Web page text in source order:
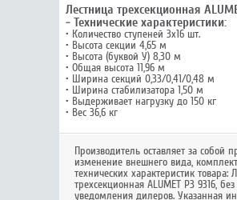
Лестница трехсекционная
- Технические характеристики:
• Количество ступеней 3х16 шт.
• Высота секции 4,65 м
• Высота (буквой У) 8,30 м
• Общая высота 11,96 м
• Ширина секций 0,33/0,41/0,48 м
• Ширина стабилизатора 1,50 м
• Выдерживает нагрузку до 150 кг
• Вес 36,6 кг
Производитель оставляет за собой
изменение внешнего вида,
технических характеристик товара:
трехсекционная ALUMET P3 9316, без
уведомления дилеров. Указанная